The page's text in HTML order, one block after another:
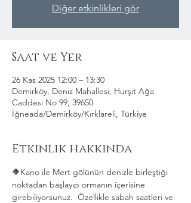
Diğer etkinlikleri gör
Saat ve Yer
26 Kas 2025 12:00 – 13:30
Demirköy, Deniz Mahallesi, Hurşit Ağa
Caddesi No 99, 39650
İğneada/Demirköy/Kırklareli, Türkiye
Etkinlik hakkında
🔶Kano ile Mert gölünün denizle birleştiği
noktadan başlayıp ormanın içerisine
girebiliyorsunuz.  Özellikle sabah saatleri ve